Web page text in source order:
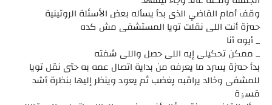
وقف أمام القاضي الذى بدأ يسأله بعض الأسئلة الروتينية
حمزة أنت اللى نقلت تويا المستشفى مش كده
_ أيوه أنا
_ ممكن تحكيلى إيه اللى حصل واللى شفته
بدأ حمزة يسرد ما يعرفه من بداية اتصال عمه به حتى نقل تويا
للمشفى وخالد يراقبه پغضب ثم يعود وينظر إليها بنظرة أشد
قسۏة